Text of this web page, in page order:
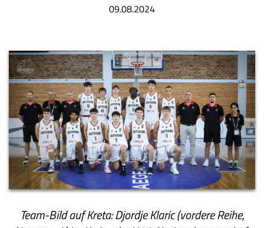
09.08.2024
Team-Bild auf Kreta: Djordje Klaric (vordere Reihe,